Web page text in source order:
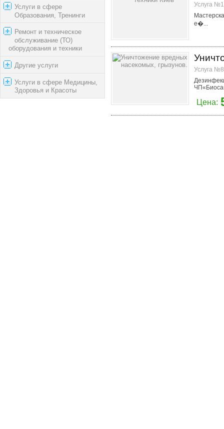
Услуги в сфере
Образования, Тренинги
Ремонт и техническое
обслуживание (ТО)
оборудования и техники
Другие услуги
Услуги в сфере Медицины,
Здоровья и Красоты
Услуга
е�...
Услуга
Цена: